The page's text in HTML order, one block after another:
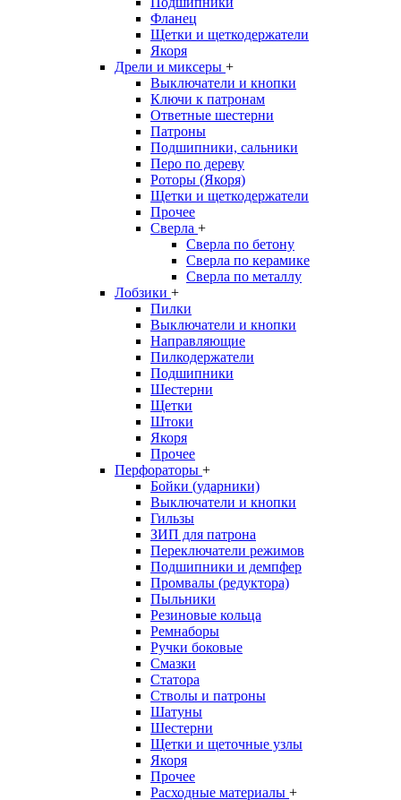
Фланец
Щетки и щеткодержатели
Якоря
Дрели и миксеры +
Выключатели и кнопки
Ключи к патронам
Ответные шестерни
Патроны
Подшипники, сальники
Перо по дереву
Роторы (Якоря)
Щетки и щеткодержатели
Прочее
Сверла +
Сверла по бетону
Сверла по керамике
Сверла по металлу
Лобзики +
Пилки
Выключатели и кнопки
Направляющие
Пилкодержатели
Подшипники
Шестерни
Щетки
Штоки
Якоря
Прочее
Перфораторы +
Бойки (ударники)
Выключатели и кнопки
Гильзы
ЗИП для патрона
Переключатели режимов
Подшипники и демпфер
Промвалы (редуктора)
Пыльники
Резиновые кольца
Ремнаборы
Ручки боковые
Смазки
Статора
Стволы и патроны
Шатуны
Шестерни
Щетки и щеточные узлы
Якоря
Прочее
Расходные материалы +